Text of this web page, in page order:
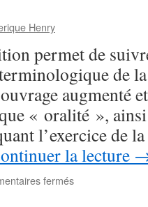
Henry
permet de
de
augmenté
« oralité »,
l’exercice de
la lecture
ferméssur